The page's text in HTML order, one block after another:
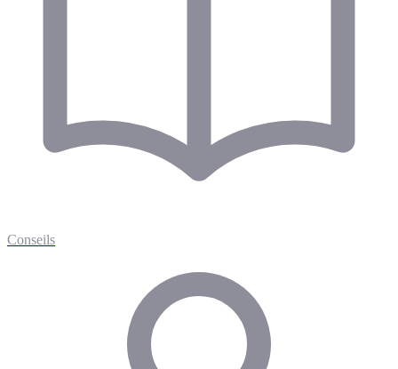
Conseils